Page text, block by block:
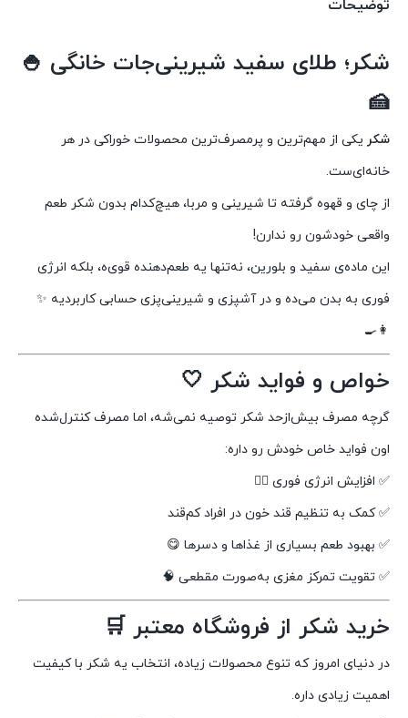
توضیحات
شکر؛ طلای سفید شیرینی‌جات خانگی 🍚
🍰
شکر یکی از مهم‌ترین و پرمصرف‌ترین محصولات خوراکی در هر
خانه‌ای‌ست.
از چای و قهوه گرفته تا شیرینی و مربا، هیچ‌کدام بدون شکر طعم
واقعی خودشون رو ندارن!
این ماده‌ی سفید و بلورین، نه‌تنها یه طعم‌دهنده قوی‌ه، بلکه انرژی
فوری به بدن می‌ده و در آشپزی و شیرینی‌پزی حسابی کاربردیه ✨
👩‍🍳
خواص و فواید شکر 🤍
گرچه مصرف بیش‌از‌حد شکر توصیه نمی‌شه، اما مصرف کنترل‌شده
اون فواید خاص خودش رو داره:
✅ افزایش انرژی فوری 🏃‍♂️
✅ کمک به تنظیم قند خون در افراد کم‌قند
✅ بهبود طعم بسیاری از غذاها و دسرها 😋
✅ تقویت تمرکز مغزی به‌صورت مقطعی 🧠
خرید شکر از فروشگاه معتبر 🛒
در دنیای امروز که تنوع محصولات زیاده، انتخاب یه شکر با کیفیت
اهمیت زیادی داره.